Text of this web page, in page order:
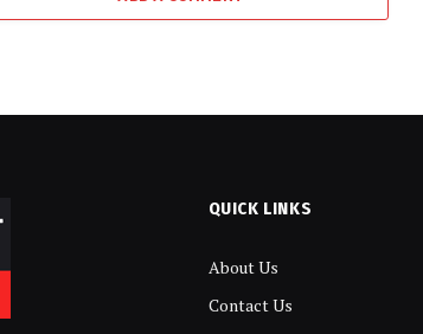
QUICK LINKS
About Us
Contact Us